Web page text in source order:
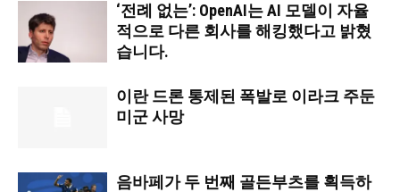
‘전례 없는’: OpenAI는 AI 모델이 자율
적으로 다른 회사를 해킹했다고 밝혔
습니다.
이란 드론 통제된 폭발로 이라크 주둔
미군 사망
음바페가 두 번째 골든부츠를 획득하